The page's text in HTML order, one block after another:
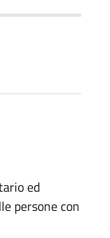
ed
persone con